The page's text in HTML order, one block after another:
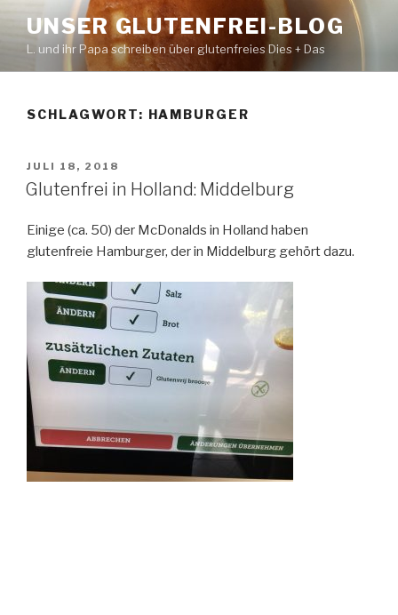
Inhalt
springen
UNSER GLUTENFREI-BLOG
L. und ihr Papa schreiben über glutenfreies Dies + Das
SCHLAGWORT: HAMBURGER
VERÖFFENTLICHT
AM
JULI 18, 2018
Glutenfrei in Holland: Middelburg
Einige (ca. 50) der McDonalds in Holland haben
glutenfreie Hamburger, der in Middelburg gehört dazu.